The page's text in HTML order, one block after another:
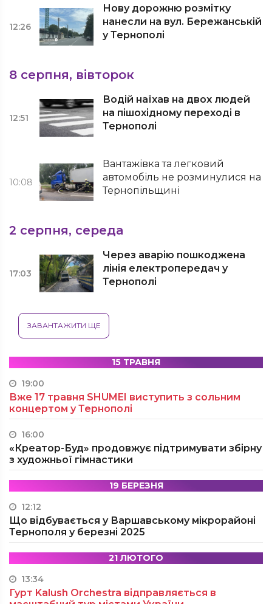
12:26
Нову дорожню розмітку
нанесли на вул. Бережанській
у Тернополі
8 серпня, вівторок
12:51
Водій наїхав на двох людей
на пішохідному переході в
Тернополі
10:08
Вантажівка та легковий
автомобіль не розминулися на
Тернопільщині
2 серпня, середа
17:03
Через аварію пошкоджена
лінія електропередач у
Тернополі
ЗАВАНТАЖИТИ ЩЕ
15 ТРАВНЯ
19:00
Вже 17 травня SHUMEI виступить з сольним
концертом у Тернополі
16:00
«Креатор-Буд» продовжує підтримувати збірну
з художньої гімнастики
19 БЕРЕЗНЯ
12:12
Що відбувається у Варшавському мікрорайоні
Тернополя у березні 2025
21 ЛЮТОГО
13:34
Гурт Kalush Orchestra відправляється в